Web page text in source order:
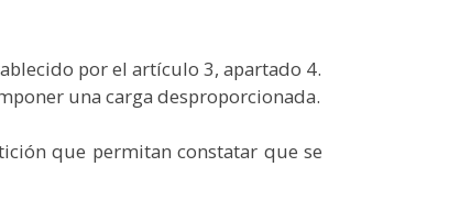
por el artículo 3, apartado 4.
una carga desproporcionada.
que permitan constatar que se